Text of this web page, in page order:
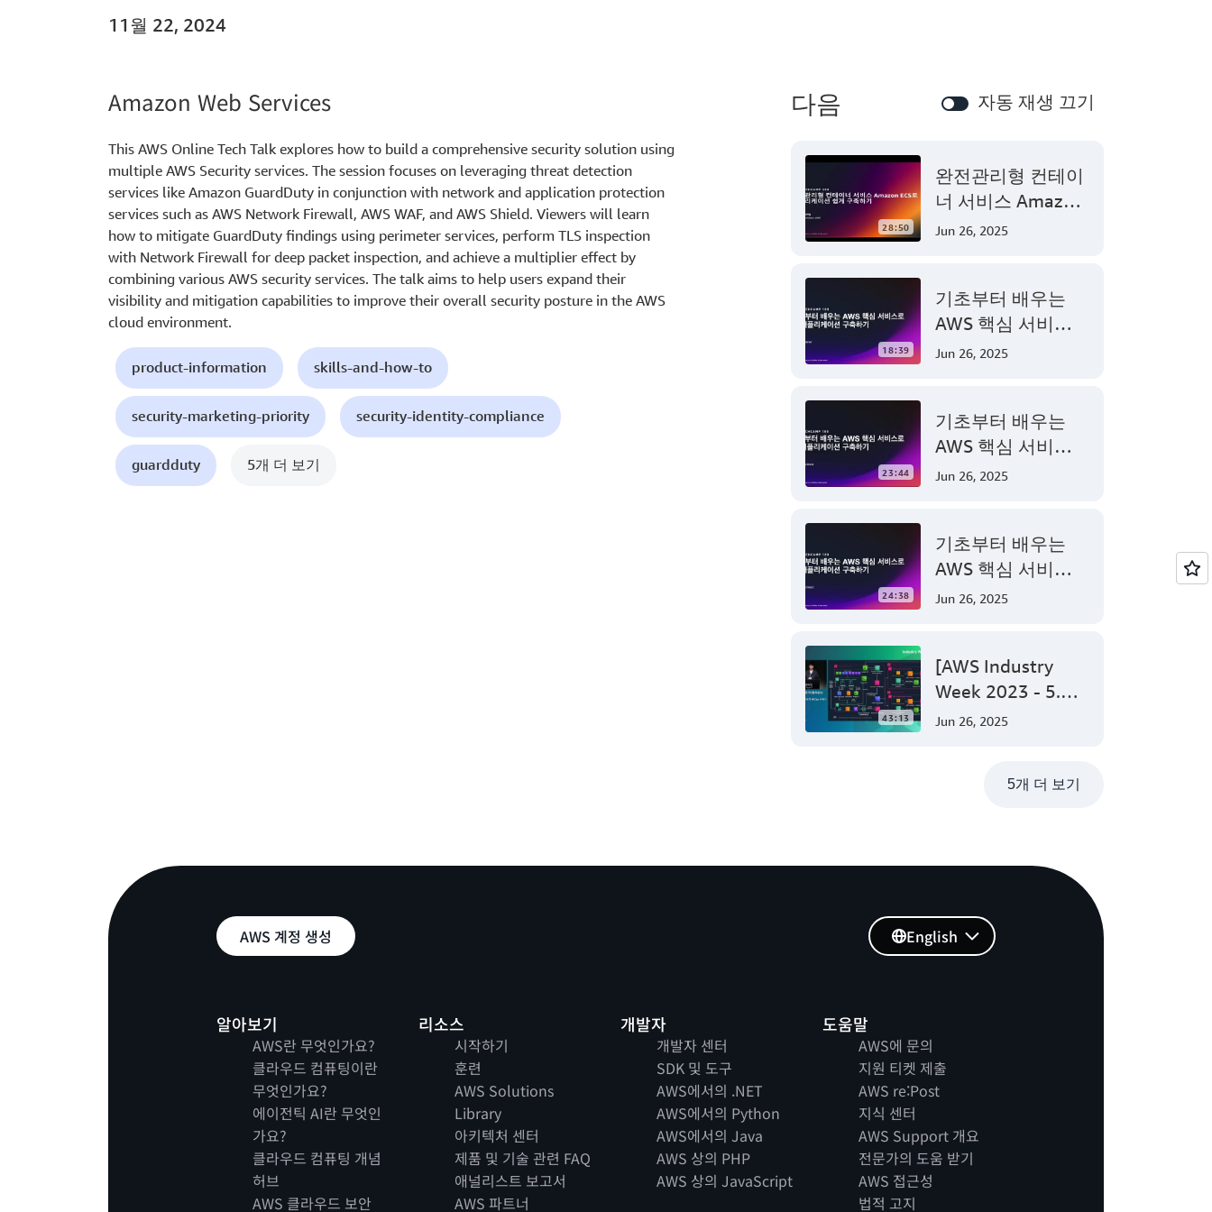
11월 22, 2024
Amazon Web Services
This AWS Online Tech Talk explores how to build a comprehensive security solution using
multiple AWS Security services. The session focuses on leveraging threat detection
services like Amazon GuardDuty in conjunction with network and application protection
services such as AWS Network Firewall, AWS WAF, and AWS Shield. Viewers will learn
how to mitigate GuardDuty findings using perimeter services, perform TLS inspection
with Network Firewall for deep packet inspection, and achieve a multiplier effect by
combining various AWS security services. The talk aims to help users expand their
visibility and mitigation capabilities to improve their overall security posture in the AWS
cloud environment.
product-information skills-and-how-to
security-marketing-priority security-identity-compliance
guardduty 5개 더 보기
다음 자동 재생 끄기
28:50
완전관리형 컨테이
너 서비스 Amazon
ECS로 애플리케이
Jun 26, 2025
18:39
기초부터 배우는
AWS 핵심 서비스
로 웹 애플리케이션
Jun 26, 2025
23:44
기초부터 배우는
AWS 핵심 서비스
로 웹 애플리케이션
Jun 26, 2025
24:38
기초부터 배우는
AWS 핵심 서비스
로 웹 애플리케이션
Jun 26, 2025
43:13
[AWS Industry
Week 2023 - 5.3]
AI를 활용한 전기자
MLOps 구축기
Jun 26, 2025
5개 더 보기
AWS 계정 생성
알아보기
AWS란 무엇인가요?
클라우드 컴퓨팅이란
무엇인가요?
에이전틱 AI란 무엇인
가요?
클라우드 컴퓨팅 개념
허브
AWS 클라우드 보안
리소스
시작하기
훈련
AWS Solutions
Library
아키텍처 센터
제품 및 기술 관련 FAQ
애널리스트 보고서
AWS 파트너
개발자
개발자 센터
SDK 및 도구
AWS에서의 .NET
AWS에서의 Python
AWS에서의 Java
AWS 상의 PHP
AWS 상의 JavaScript
도움말
AWS에 문의
지원 티켓 제출
AWS re:Post
지식 센터
AWS Support 개요
전문가의 도움 받기
AWS 접근성
법적 고지
English